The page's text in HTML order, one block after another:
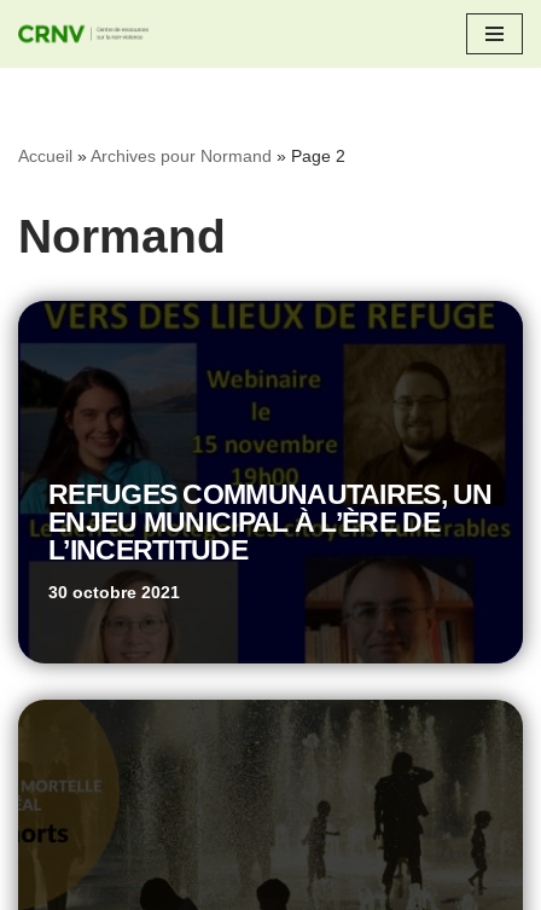
Aller
Accueil »Archives pour Normand » Page 2
Normand
REFUGES COMMUNAUTAIRES, UN
ENJEU MUNICIPAL À L’ÈRE DE
L’INCERTITUDE
30 octobre 2021